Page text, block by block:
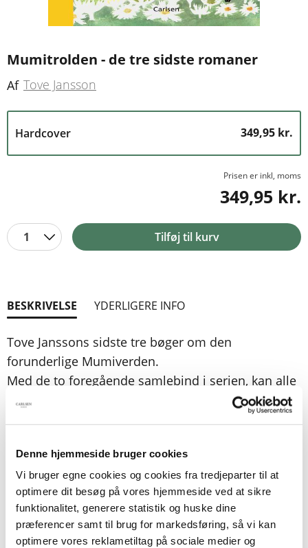
Denne hjemmeside bruger cookies
Vi bruger egne cookies og cookies fra tredjeparter til at
optimere dit besøg på vores hjemmeside ved at sikre
funktionalitet, generere statistik og huske dine
præferencer samt til brug for markedsføring, så vi kan
optimere vores reklametiltag på sociale medier og
Mumitrolden - de tre sidste romaner
Af Tove Jansson
Hardcover 349,95 kr.
Prisen er inkl, moms
349,95 kr.
1 Tilføj til kurv
BESKRIVELSE YDERLIGERE INFO
Tove Janssons sidste tre bøger om den
forunderlige Mumiverden.
Med de to foregående samlebind i serien, kan alle
ni Mumiromaner
læses samlet af alle store og små Mumielskere.
I Det usynlige barn møder vi hele det besynderlige
galleri af homser, filifjonker,
hemuler, gafser og hattifnatter. Og ikke mindst
Ninni, der er så forskræmt og
selvudslettende, at hun i bogstaveligste forstand